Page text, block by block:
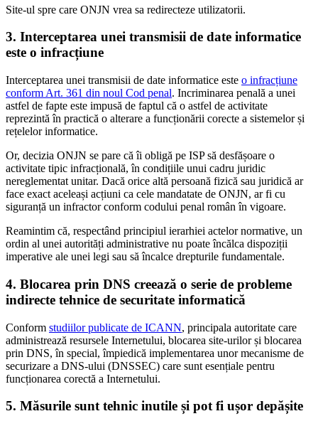
Site-ul spre care ONJN vrea sa redirecteze utilizatorii.
3. Interceptarea unei transmisii de date informatice
este o infracțiune
Interceptarea unei transmisii de date informatice este o infracțiune
conform Art. 361 din noul Cod penal. Incriminarea penală a unei
astfel de fapte este impusă de faptul că o astfel de activitate
reprezintă în practică o alterare a funcționării corecte a sistemelor și
rețelelor informatice.
Or, decizia ONJN se pare că îi obligă pe ISP să desfășoare o
activitate tipic infracțională, în condițiile unui cadru juridic
nereglementat unitar. Dacă orice altă persoană fizică sau juridică ar
face exact aceleași acțiuni ca cele mandatate de ONJN, ar fi cu
siguranță un infractor conform codului penal român în vigoare.
Reamintim că, respectând principiul ierarhiei actelor normative, un
ordin al unei autorități administrative nu poate încălca dispoziții
imperative ale unei legi sau să încalce drepturile fundamentale.
4. Blocarea prin DNS creează o serie de probleme
indirecte tehnice de securitate informatică
Conform studiilor publicate de ICANN, principala autoritate care
administrează resursele Internetului, blocarea site-urilor și blocarea
prin DNS, în special, împiedică implementarea unor mecanisme de
securizare a DNS-ului (DNSSEC) care sunt esențiale pentru
funcționarea corectă a Internetului.
5. Măsurile sunt tehnic inutile și pot fi ușor depășite